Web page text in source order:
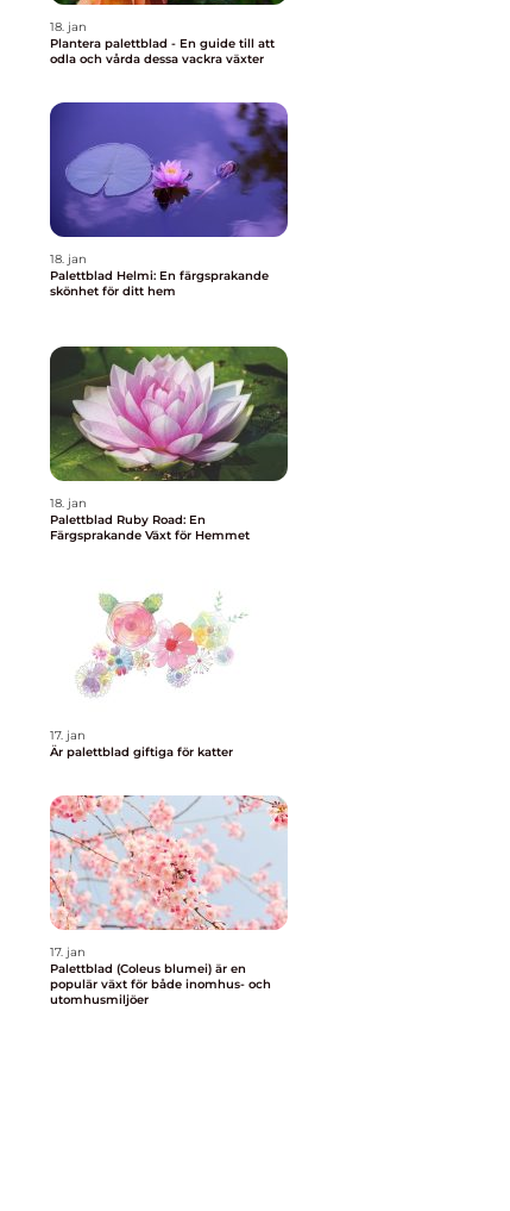
18. jan
Plantera palettblad - En guide till att
odla och vårda dessa vackra växter
18. jan
Palettblad Helmi: En färgsprakande
skönhet för ditt hem
18. jan
Palettblad Ruby Road: En
Färgsprakande Växt för Hemmet
17. jan
Är palettblad giftiga för katter
17. jan
Palettblad (Coleus blumei) är en
populär växt för både inomhus- och
utomhusmiljöer